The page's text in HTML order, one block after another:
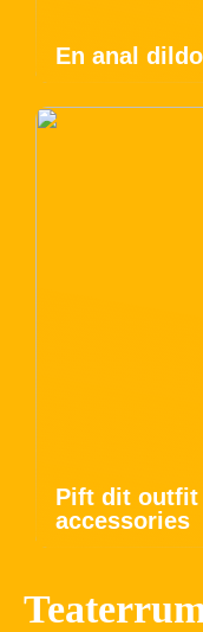
En anal
Pift dit outfit
accessories